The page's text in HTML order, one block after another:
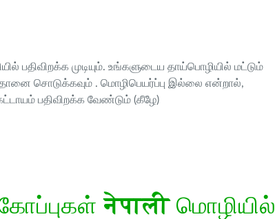
பதிவிறக்க முடியும். உங்களுடைய தாய்பொழியில் மட்டும்
சொடுக்கவும் . மொழிபெயர்ப்பு இல்லை என்றால்,
பதிவிறக்க வேண்டும் (கீழே)
கோப்புகள்नेपालीமொழியில்